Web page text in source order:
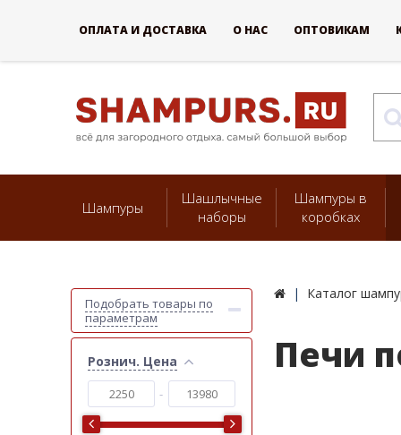
Шампуры
Шашлычные
наборы
Шампуры в
коробках
Подобрать товары по
параметрам
Рознич. Цена
Каталог
Печи
ОПЛАТА И ДОСТАВКА О НАС ОПТОВИКАМ